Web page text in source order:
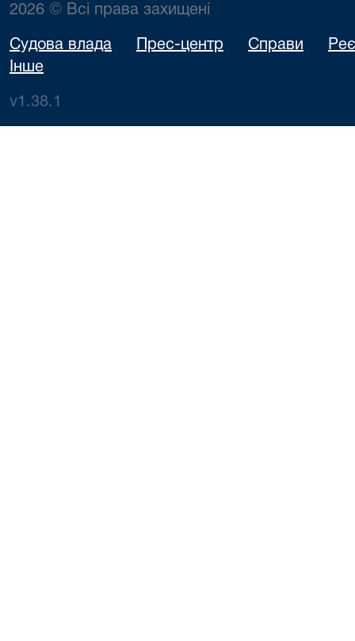
2026 © Всі права захищені
Судова влада Прес-центр Справи
Інше
v1.38.1